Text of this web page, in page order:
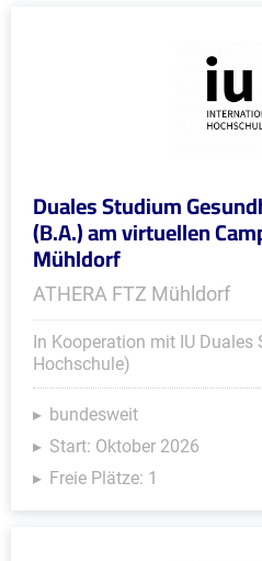
Duales Studium
(B.A.) am virtuellen
Mühldorf
ATHERA FTZ Mühldorf
In Kooperation mit IU
Hochschule)
bundesweit
Start: Oktober 2026
Freie Plätze: 1